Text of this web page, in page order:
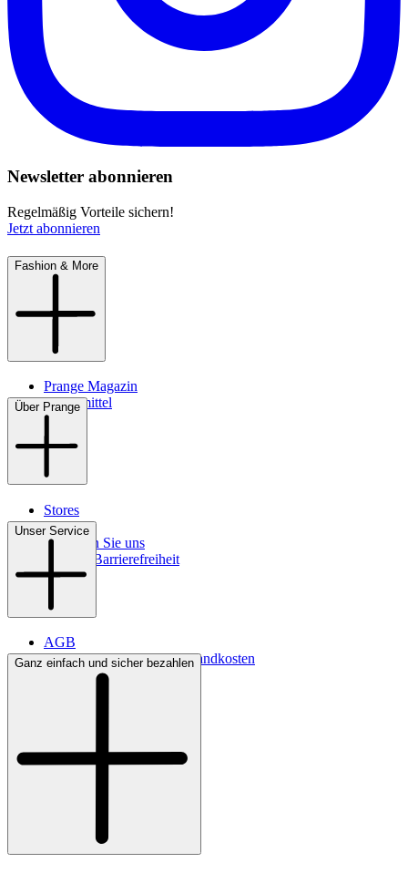
Newsletter abonnieren
Regelmäßig Vorteile sichern!
Jetzt abonnieren
Fashion & More
Prange Magazin
Pflegemittel
Über Prange
Stores
Kontakt
So finden Sie uns
Digitale Barrierefreiheit
Unser Service
AGB
Lieferbedingungen & Versandkosten
Bezahlung
Ganz einfach und sicher bezahlen